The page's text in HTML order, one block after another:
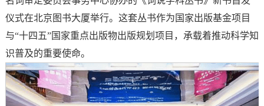
仪式在北京图书大厦举行。这套丛书作为国家出版基金项目
与“十四五”国家重点出版物出版规划项目，承载着推动科学知
识普及的重要使命。